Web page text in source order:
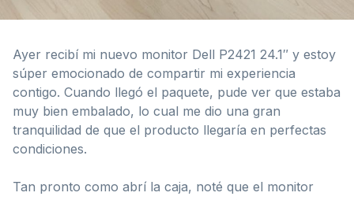
Ayer recibí mi nuevo monitor Dell P2421 24.1″ y estoy
súper emocionado de compartir mi experiencia
contigo. Cuando llegó el paquete, pude ver que estaba
muy bien embalado, lo cual me dio una gran
tranquilidad de que el producto llegaría en perfectas
condiciones.
Tan pronto como abrí la caja, noté que el monitor